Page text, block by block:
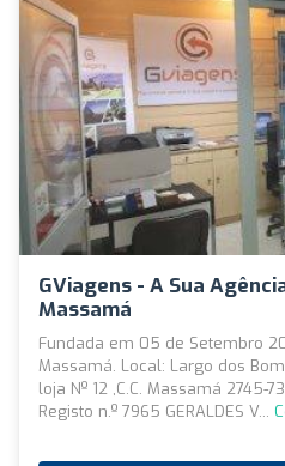
GViagens - A Sua
Massamá
Fundada em 05 de Setembro
Massamá. Local: Largo dos
loja Nº 12 ,C.C. Massamá 2745-
Registo n.º 7965 GERALDES V...